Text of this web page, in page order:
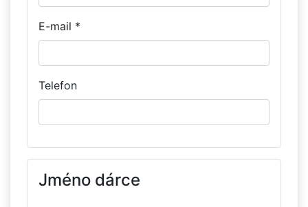
E-mail *
Telefon
Jméno dárce